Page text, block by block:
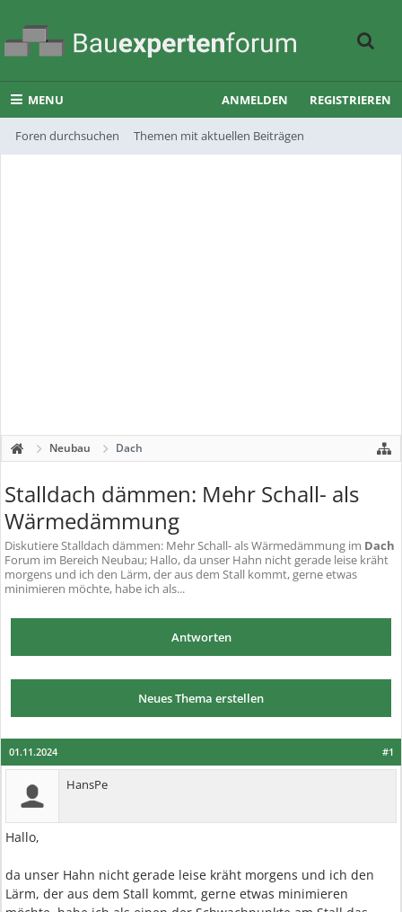
MENU
Foren durchsuchen Themen mit aktuellen Beiträgen
ANMELDEN REGISTRIEREN
Neubau Dach
Stalldach dämmen: Mehr Schall- als
Wärmedämmung
DiskutiereStalldach dämmen: Mehr Schall- als Wärmedämmung im Dach
Forum im Bereich Neubau; Hallo, da unser Hahn nicht gerade leise kräht
morgens und ich den Lärm, der aus dem Stall kommt, gerne etwas
minimieren möchte, habe ich als...
Antworten
Neues Thema erstellen
#1
01.11.2024
HansPe
Hallo,
da unser Hahn nicht gerade leise kräht morgens und ich den
Lärm, der aus dem Stall kommt, gerne etwas minimieren